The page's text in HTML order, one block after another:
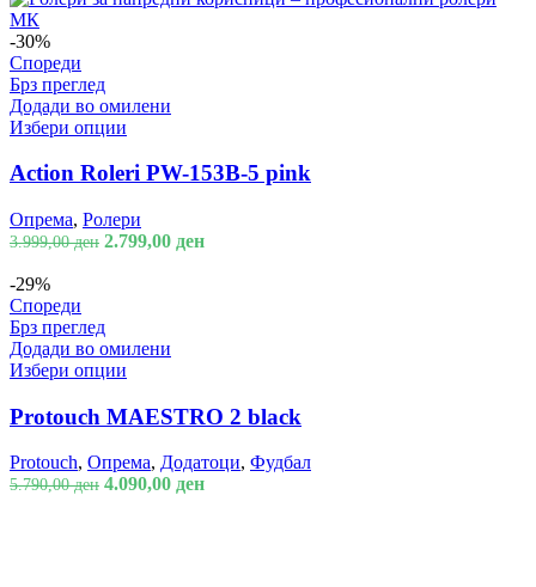
-30%
Спореди
Брз преглед
Додади во омилени
Избери опции
Action Roleri PW-153B-5 pink
Опрема, Ролери
3.999,00ден 2.799,00 ден
-29%
Спореди
Брз преглед
Додади во омилени
Избери опции
Protouch MAESTRO 2 black
Protouch, Опрема, Додатоци, Фудбал
5.790,00ден 4.090,00 ден